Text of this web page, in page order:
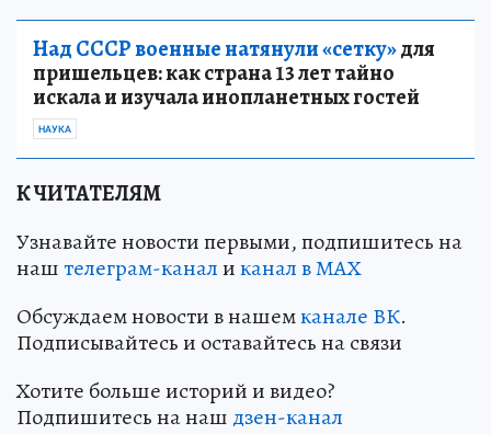
Над СССР военные натянули «сетку»для
пришельцев: как страна 13 лет тайно
искала и изучала инопланетных гостей
НАУКА
К ЧИТАТЕЛЯМ
Узнавайте новости первыми, подпишитесь на
наштелеграм-каналиканал в МАХ
Обсуждаем новости в нашемканале ВК.
Подписывайтесь и оставайтесь на связи
Хотите больше историй и видео?
Подпишитесь на наш дзен-канал